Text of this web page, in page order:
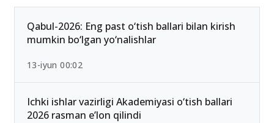
Qabul-2026: Eng past o‘tish ballari bilan kirish
mumkin bo‘lgan yo‘nalishlar
13-iyun 00:02
Ichki ishlar vazirligi Akademiyasi o‘tish ballari
2026 rasman e’lon qilindi